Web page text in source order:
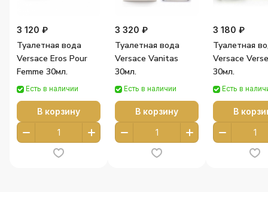
3 120 ₽
Туалетная вода
Versace Eros Pour
Femme 30мл.
Есть в наличии
В корзину
3 320 ₽
Туалетная вода
Versace Vanitas
30мл.
Есть в наличии
В корзину
3 180 ₽
Туалетная
Versace
30мл.
Есть в
В